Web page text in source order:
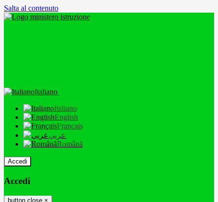
Salta al contenuto
Italiano
Italiano
English
Français
عربى
Română
Accedi
Accedi
button close ×